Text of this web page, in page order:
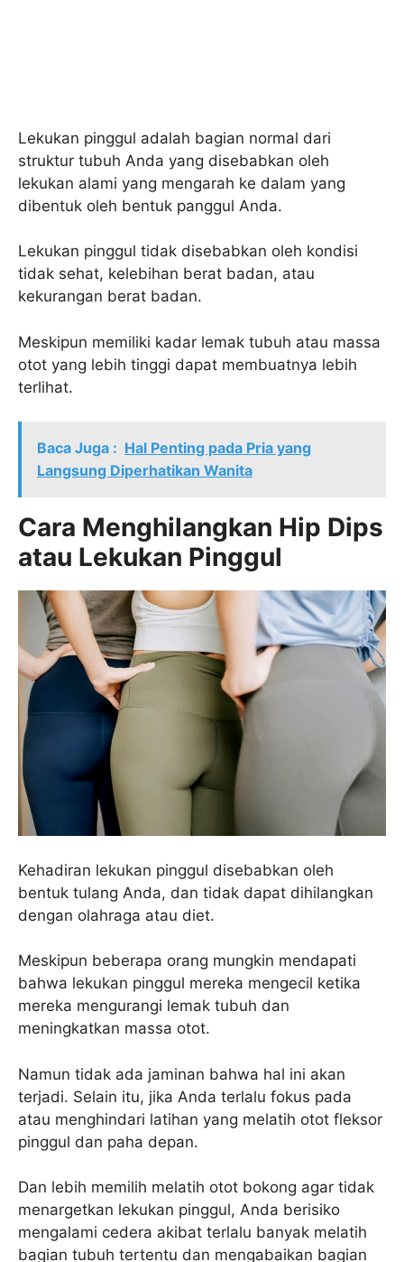
Lekukan pinggul adalah bagian normal dari
struktur tubuh Anda yang disebabkan oleh
lekukan alami yang mengarah ke dalam yang
dibentuk oleh bentuk panggul Anda.
Lekukan pinggul tidak disebabkan oleh kondisi
tidak sehat, kelebihan berat badan, atau
kekurangan berat badan.
Meskipun memiliki kadar lemak tubuh atau massa
otot yang lebih tinggi dapat membuatnya lebih
terlihat.
Baca Juga : Hal Penting pada Pria yang
Langsung Diperhatikan Wanita
Cara Menghilangkan Hip Dips
atau Lekukan Pinggul
Kehadiran lekukan pinggul disebabkan oleh
bentuk tulang Anda, dan tidak dapat dihilangkan
dengan olahraga atau diet.
Meskipun beberapa orang mungkin mendapati
bahwa lekukan pinggul mereka mengecil ketika
mereka mengurangi lemak tubuh dan
meningkatkan massa otot.
Namun tidak ada jaminan bahwa hal ini akan
terjadi. Selain itu, jika Anda terlalu fokus pada
atau menghindari latihan yang melatih otot fleksor
pinggul dan paha depan.
Dan lebih memilih melatih otot bokong agar tidak
menargetkan lekukan pinggul, Anda berisiko
mengalami cedera akibat terlalu banyak melatih
bagian tubuh tertentu dan mengabaikan bagian